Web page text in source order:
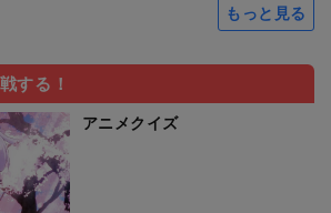
もっと見る
する！
アニメクイズ